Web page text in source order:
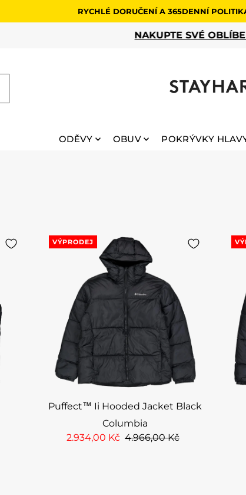
RYCHLÉ DORUČENÍ A 365DENNÍ
NAKUPTE SVÉ OBLÍBENÉ
ODĚVY OBUV POKRÝVKY
VÝPRODEJ
Puffect™ Ii Hooded Jacket Black
Columbia
2.934,00 Kč 4.966,00 Kč